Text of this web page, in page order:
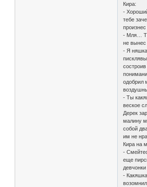
Кира:
-
тебе
произнес
- Мля…
не вынес
- Я
одобрил
- Ты
веское
Дерек
малину
собой
им не
Кира на
-
еще
-